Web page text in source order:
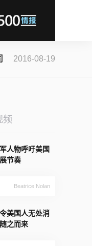
2016-08-19
频
人物呼吁美国
节奏
Beatrice Nolan
美国人无处消
之而来